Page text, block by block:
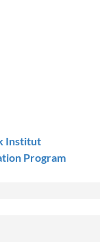
Institut
Program